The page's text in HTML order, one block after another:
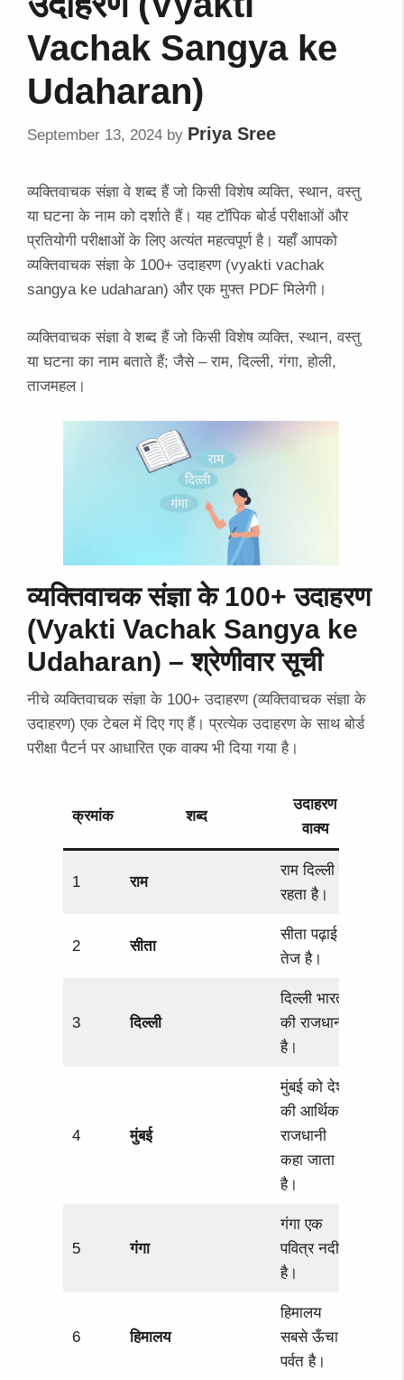
Vachak Sangya ke
Udaharan)
September 13, 2024 by Priya Sree
व्यक्तिवाचक संज्ञा वे शब्द हैं जो किसी विशेष व्यक्ति, स्थान, वस्तु
या घटना के नाम को दर्शाते हैं। यह टॉपिक बोर्ड परीक्षाओं और
प्रतियोगी परीक्षाओं के लिए अत्यंत महत्वपूर्ण है। यहाँ आपको
व्यक्तिवाचक संज्ञा के 100+ उदाहरण (vyakti vachak
sangya ke udaharan) और एक मुफ्त PDF मिलेगी।
व्यक्तिवाचक संज्ञा वे शब्द हैं जो किसी विशेष व्यक्ति, स्थान, वस्तु
या घटना का नाम बताते हैं; जैसे – राम, दिल्ली, गंगा, होली,
ताजमहल।
व्यक्तिवाचक संज्ञा के 100+ उदाहरण
(Vyakti Vachak Sangya ke
Udaharan) – श्रेणीवार सूची
नीचे व्यक्तिवाचक संज्ञा के 100+ उदाहरण (व्यक्तिवाचक संज्ञा के
उदाहरण) एक टेबल में दिए गए हैं। प्रत्येक उदाहरण के साथ बोर्ड
परीक्षा पैटर्न पर आधारित एक वाक्य भी दिया गया है।
क्रमांक शब्द
उदाहरण
वाक्य
1 राम
राम दिल्ली में
रहता है।
2 सीता
सीता पढ़ाई में
तेज है।
3 दिल्ली
दिल्ली भारत
की राजधानी
है।
4 मुंबई
मुंबई को देश
की आर्थिक
राजधानी
कहा जाता
है।
5 गंगा
गंगा एक
पवित्र नदी
है।
6 हिमालय
हिमालय
सबसे ऊँचा
पर्वत है।